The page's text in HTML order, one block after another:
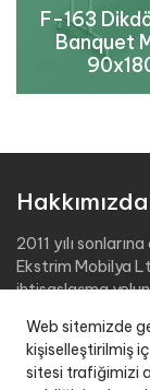
Web sitemizde
kişiselleştirilmiş
sitesi trafiğimizi
F-163
Banquet
Hakkımızda
2011 yılı
Ekstrim Mobilya
ihtisaslaşma
adamıştır.
2.000 m2 kapalı